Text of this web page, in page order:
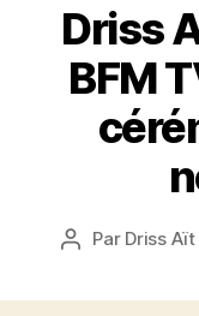
Driss
BFM
Auteur
Par Driss